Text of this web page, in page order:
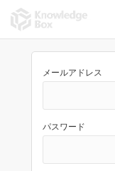
メールアドレス
パスワード